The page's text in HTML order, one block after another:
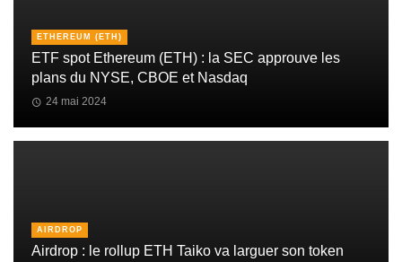
ETHEREUM (ETH)
ETF spot Ethereum (ETH) : la SEC approuve les
plans du NYSE, CBOE et Nasdaq
24 mai 2024
AIRDROP
Airdrop : le rollup ETH Taiko va larguer son token